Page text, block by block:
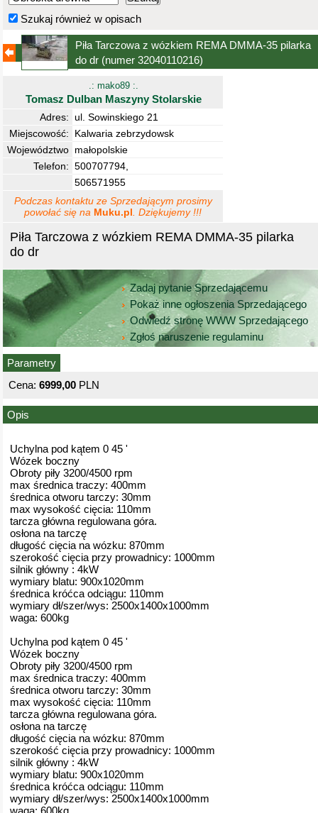
Szukaj również w opisach
Piła Tarczowa z wózkiem REMA DMMA-35 pilarka
do dr (numer 32040110216)
Piła Tarczowa z wózkiem REMA DMMA-35 pilarka
do dr
Zadaj pytanie Sprzedającemu
Pokaż inne ogłoszenia Sprzedającego
Odwiedź stronę WWW Sprzedającego
Zgłoś naruszenie regulaminu
Parametry
Cena: 6999,00 PLN
.: mako89 :.
Tomasz Dulban Maszyny Stolarskie
Adres: ul. Sowinskiego 21
Miejscowość:
Kalwaria zebrzydowsk
Województwo małopolskie
Telefon: 500707794,
506571955
Podczas kontaktu ze Sprzedającym prosimy
powołać się na Muku.pl . Dziękujemy !!!
Opis
Uchylna pod kątem 0 45 '
Wózek boczny
Obroty piły 3200/4500 rpm
max średnica traczy: 400mm
średnica otworu tarczy: 30mm
max wysokość cięcia: 110mm
tarcza główna regulowana góra.
osłona na tarczę
długość cięcia na wózku: 870mm
szerokość cięcia przy prowadnicy: 1000mm
silnik główny : 4kW
wymiary blatu: 900x1020mm
średnica króćca odciągu: 110mm
wymiary dł/szer/wys: 2500x1400x1000mm
waga: 600kg
Uchylna pod kątem 0 45 '
Wózek boczny
Obroty piły 3200/4500 rpm
max średnica traczy: 400mm
średnica otworu tarczy: 30mm
max wysokość cięcia: 110mm
tarcza główna regulowana góra.
osłona na tarczę
długość cięcia na wózku: 870mm
szerokość cięcia przy prowadnicy: 1000mm
silnik główny : 4kW
wymiary blatu: 900x1020mm
średnica króćca odciągu: 110mm
wymiary dł/szer/wys: 2500x1400x1000mm
waga: 600kg